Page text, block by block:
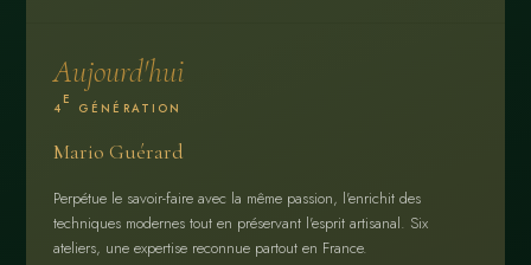
Aujourd'hui
4
E
GÉNÉRATION
Mario Guérard
Perpétue le savoir-faire avec la même passion, l'enrichit des
techniques modernes tout en préservant l'esprit artisanal. Six
ateliers, une expertise reconnue partout en France.